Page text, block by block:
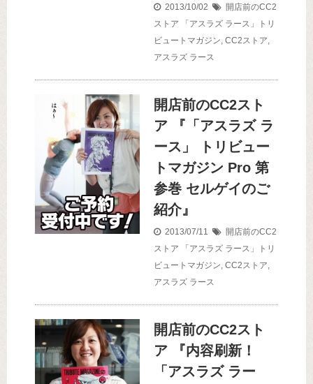
2013/10/02
開店前のCC2
ストア
「アスラズ ラース」トリ
ビュートマガジン, CC2ストア,
アスラズ ラース
開店前のCC2スト
ア 『「アスラズ ラ
ース」 トリビュー
トマガジン Pro 第
参巻 セルゲイのご
紹介』
2013/07/11
開店前のCC2
ストア
「アスラズ ラース」トリ
ビュートマガジン, CC2ストア,
アスラズ ラース
開店前のCC2スト
ア 『内容刷新！
「アスラズ ラー